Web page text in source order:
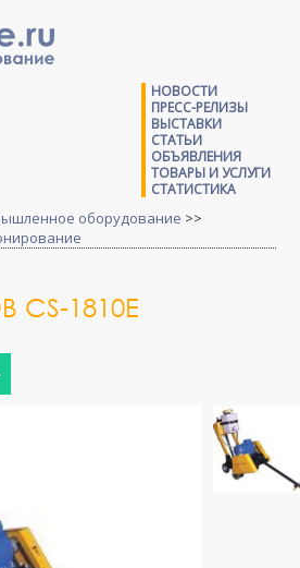
НОВОСТИ
ПРЕСС-РЕЛИЗЫ
ВЫСТАВКИ
СТАТЬИ
ОБЪЯВЛЕНИЯ
ТОВАРЫ И УСЛУГИ
СТАТИСТИКА
оборудование >>
CS-1810E